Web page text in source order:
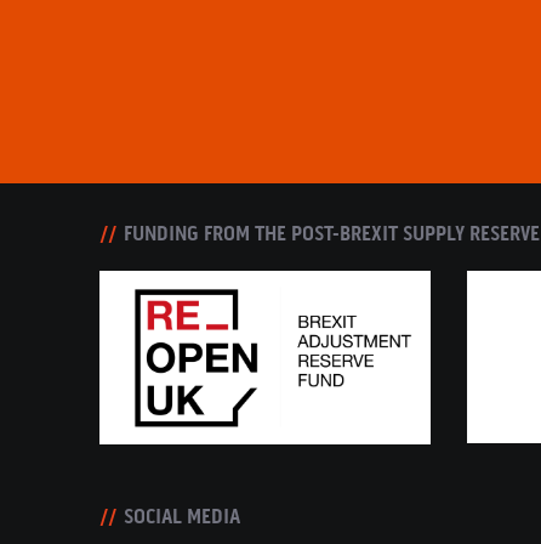
FUNDING FROM THE POST-BREXIT SUPPLY RESERVE
SOCIAL MEDIA